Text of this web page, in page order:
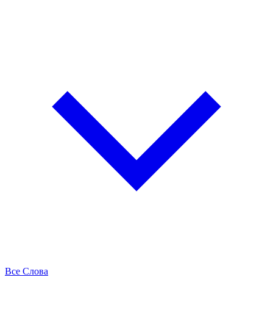
Все Слова